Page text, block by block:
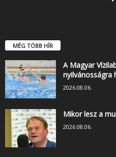
MÉG TÖBB HÍR
A Magyar
nyilvánosságra
2026.08.06.
Mikor lesz a
2026.08.06.